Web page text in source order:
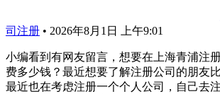
司注册 • 2026年8月1日 上午9:01
小编看到有网友留言，想要在上海青浦注
费多少钱？最近想要了解注册公司的朋友
最近也在考虑注册一个个人公司，自己去